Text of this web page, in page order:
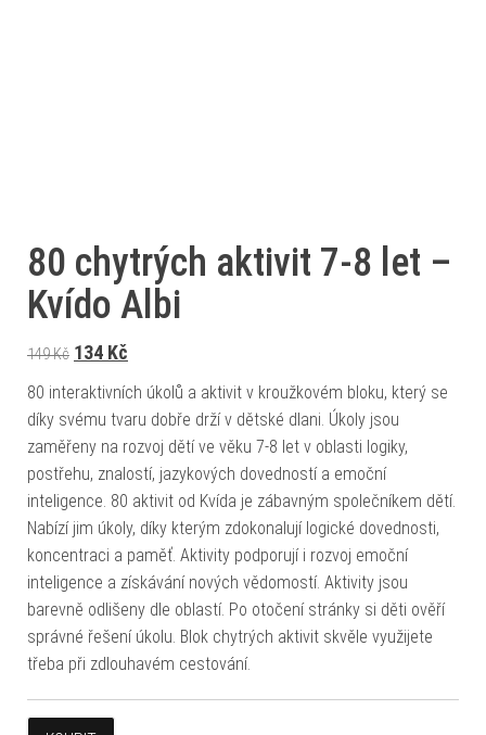
80 chytrých aktivit 7-8 let –
Kvído Albi
149Kč Původní cena byla: 149 Kč.
134 Kč
80 interaktivních úkolů a aktivit v kroužkovém bloku, který se
díky svému tvaru dobře drží v dětské dlani. Úkoly jsou
zaměřeny na rozvoj dětí ve věku 7-8 let v oblasti logiky,
postřehu, znalostí, jazykových dovedností a emoční
inteligence. 80 aktivit od Kvída je zábavným společníkem dětí.
Nabízí jim úkoly, díky kterým zdokonalují logické dovednosti,
koncentraci a paměť. Aktivity podporují i rozvoj emoční
inteligence a získávání nových vědomostí. Aktivity jsou
barevně odlišeny dle oblastí. Po otočení stránky si děti ověří
správné řešení úkolu. Blok chytrých aktivit skvěle využijete
třeba při zdlouhavém cestování.